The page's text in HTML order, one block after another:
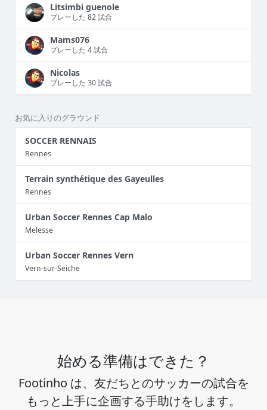
Litsimbi guenole
プレーした 82 試合
Mams076
プレーした 4 試合
Nicolas
プレーした 30 試合
お気に入りのグラウンド
SOCCER RENNAIS
Rennes
Terrain synthétique des Gayeulles
Rennes
Urban Soccer Rennes Cap Malo
Melesse
Urban Soccer Rennes Vern
Vern-sur-Seiche
始める準備はできた？
Footinho は、友だちとのサッカーの試合を
もっと上手に企画する手助けをします。